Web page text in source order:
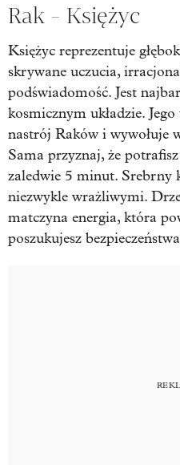
Rak - Księżyc
Księżyc reprezentuje
skrywane uczucia,
podświadomość. Jest
kosmicznym układzie.
nastrój Raków i wywołuje
Sama przyznaj, że
zaledwie 5 minut. Srebrny
niezwykle wrażliwymi.
matczyna energia, która
poszukujesz